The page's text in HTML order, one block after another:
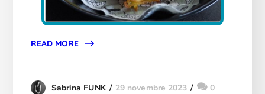
READ MORE
Sabrina FUNK 29 novembre 2023 0